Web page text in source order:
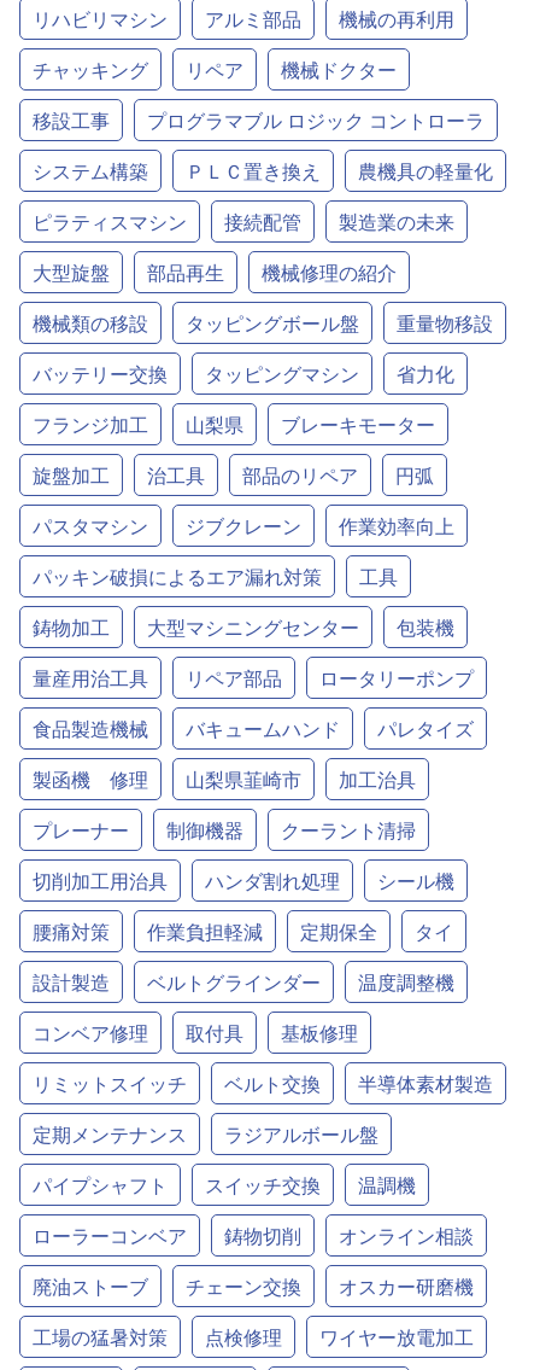
リハビリマシン アルミ部品
機械の再利用
チャッキング
リペア
機械ドクター
移設工事
プログラマブル ロジック コントローラ
システム構築
ＰＬＣ置き換え
農機具の軽量化
ピラティスマシン
接続配管
製造業の未来
大型旋盤
部品再生
機械修理の紹介
機械類の移設
タッピングボール盤
重量物移設
バッテリー交換
タッピングマシン
省力化
フランジ加工
山梨県
ブレーキモーター
旋盤加工
治工具 部品のリペア
円弧
パスタマシン
ジブクレーン
作業効率向上
パッキン破損によるエア漏れ対策
工具
鋳物加工
大型マシニングセンター
包装機
量産用治工具
リペア部品
ロータリーポンプ
食品製造機械
バキュームハンド
パレタイズ
製函機 修理
山梨県韮崎市
加工治具
プレーナー
制御機器
クーラント清掃
切削加工用治具
ハンダ割れ処理
シール機
腰痛対策
作業負担軽減 定期保全
タイ
設計製造
ベルトグラインダー
温度調整機
コンベア修理
取付具
基板修理
リミットスイッチ
ベルト交換
半導体素材製造
定期メンテナンス
ラジアルボール盤
パイプシャフト
スイッチ交換
温調機
ローラーコンベア
鋳物切削
オンライン相談
廃油ストーブ
チェーン交換
オスカー研磨機
工場の猛暑対策
点検修理
ワイヤー放電加工